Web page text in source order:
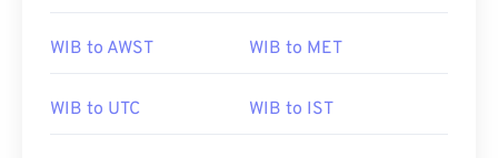
WIB to AWST WIB to MET
WIB to UTC WIB to IST